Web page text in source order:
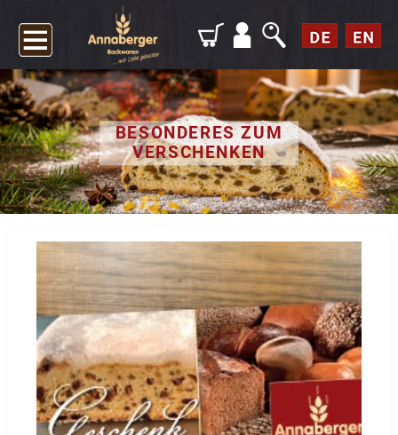
BESONDERES ZUM
VERSCHENKEN